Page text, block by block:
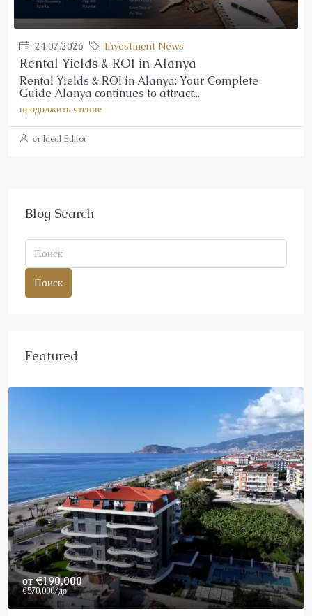
24.07.2026 Investment News
Rental Yields & ROI in Alanya
Rental Yields & ROI in Alanya: Your Complete
Guide Alanya continues to attract...
продолжить чтение
от Ideal Editor
Blog Search
Поиск
Featured
Price On Request